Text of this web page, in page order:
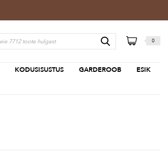
0
KODUSISUSTUS GARDEROOB
ESIK